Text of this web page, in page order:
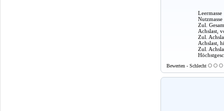
Leermasse
Nutzmasse
Zul.
Achslast,
Zul.
Achslast,
Zul.
Bewerten - Schlecht